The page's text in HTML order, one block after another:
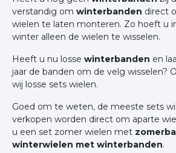
verstandig om winterbanden direct
wielen te laten monteren. Zo hoeft u
winter alleen de wielen te wisselen.
Heeft u nu losse winterbanden en
jaar de banden om de velg wisselen?
wij losse sets wielen.
Goed om te weten, de meeste sets
verkopen worden direct om aparte
u een set zomer wielen met
winterwielen met winterbanden.